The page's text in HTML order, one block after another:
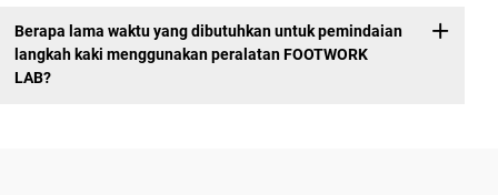
Berapa lama waktu yang dibutuhkan untuk pemindaian
langkah kaki menggunakan peralatan FOOTWORK
LAB?